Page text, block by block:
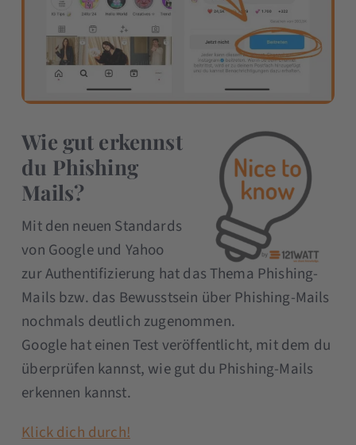
Wie gut erkennst
du Phishing
Mails?
Mit den neuen Standards
von Google und Yahoo
zur Authentifizierung hat das Thema Phishing-
Mails bzw. das Bewusstsein über Phishing-Mails
nochmals deutlich zugenommen.
Google hat einen Test veröffentlicht, mit dem du
überprüfen kannst, wie gut du Phishing-Mails
erkennen kannst.
Klick dich durch!